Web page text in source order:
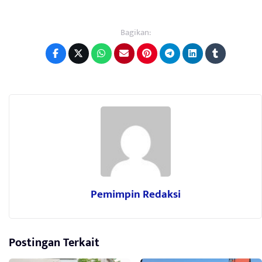
Bagikan:
Pemimpin Redaksi
Postingan Terkait